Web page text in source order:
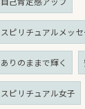
スピリチュアルメッ
ありのままで輝く
スピリチュアル女子